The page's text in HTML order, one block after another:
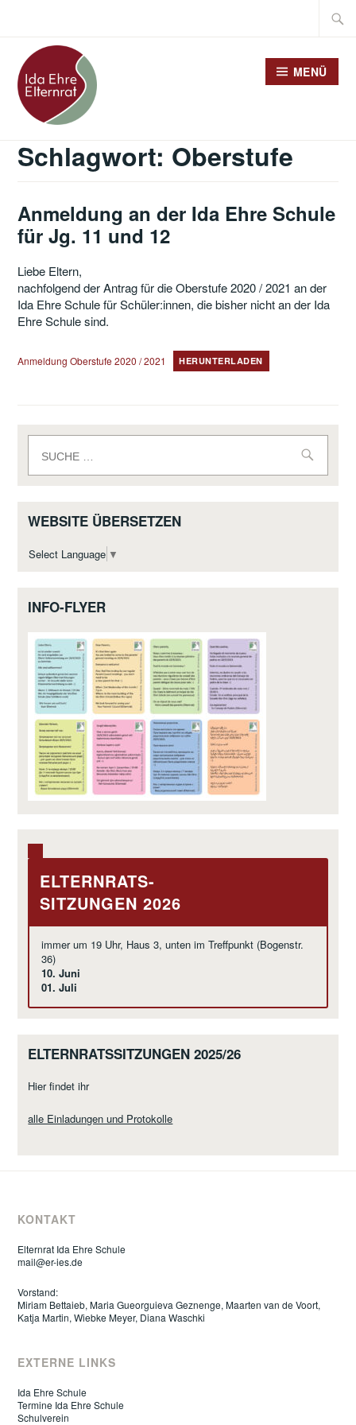
springen
Suche
MENÜ
Schlagwort: Oberstufe
Anmeldung an der Ida Ehre Schule
für Jg. 11 und 12
Liebe Eltern,
nachfolgend der Antrag für die Oberstufe 2020 / 2021 an der
Ida Ehre Schule für Schüler:innen, die bisher nicht an der Ida
Ehre Schule sind.
Anmeldung Oberstufe 2020 / 2021 HERUNTERLADEN
Suche
nach:
WEBSITE ÜBERSETZEN
Select Language ▼
INFO-FLYER
ELTERNRATS-
SITZUNGEN 2026
immer um 19 Uhr, Haus 3, unten im Treffpunkt (Bogenstr.
36)
10. Juni
01. Juli
ELTERNRATSSITZUNGEN 2025/26
Hier findet ihr
alle Einladungen und Protokolle
KONTAKT
Elternrat Ida Ehre Schule
mail@er-ies.de
Vorstand:
Miriam Bettaieb, Maria Gueorguieva Geznenge, Maarten van de Voort,
Katja Martin, Wiebke Meyer, Diana Waschki
EXTERNE LINKS
Ida Ehre Schule
Termine Ida Ehre Schule
Schulverein